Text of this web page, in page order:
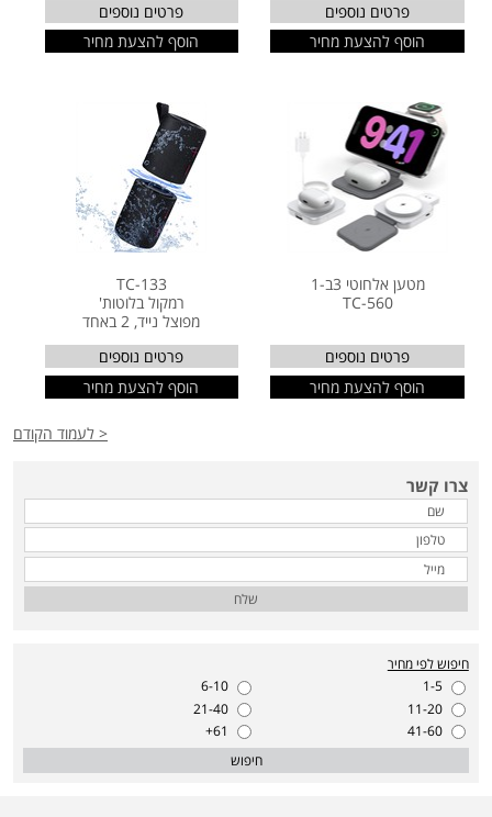
פרטים נוספים
הוסף להצעת מחיר
פרטים נוספים
הוסף להצעת מחיר
מטען אלחוטי 3ב-1
TC-560
פרטים נוספים
הוסף להצעת מחיר
TC-133
רמקול בלוטות'
מפוצל נייד, 2 באחד
פרטים נוספים
הוסף להצעת מחיר
< לעמוד הקודם
צרו קשר
שלח
חיפוש לפי מחיר
1-5
6-10
11-20
21-40
41-60
61+
חיפוש